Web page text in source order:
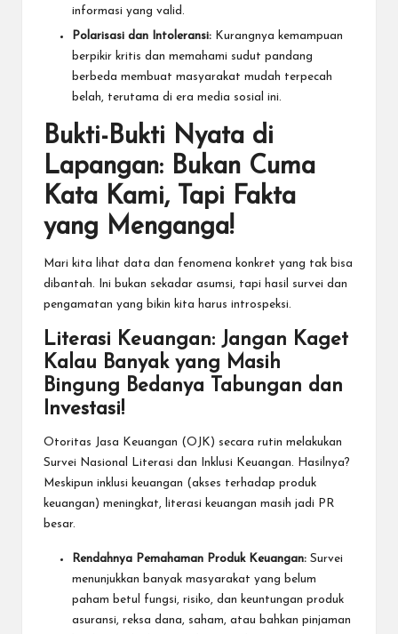
informasi yang valid.
Polarisasi dan Intoleransi: Kurangnya kemampuan
berpikir kritis dan memahami sudut pandang
berbeda membuat masyarakat mudah terpecah
belah, terutama di era media sosial ini.
Bukti-Bukti Nyata di
Lapangan: Bukan Cuma
Kata Kami, Tapi Fakta
yang Menganga!
Mari kita lihat data dan fenomena konkret yang tak bisa
dibantah. Ini bukan sekadar asumsi, tapi hasil survei dan
pengamatan yang bikin kita harus introspeksi.
Literasi Keuangan: Jangan Kaget
Kalau Banyak yang Masih
Bingung Bedanya Tabungan dan
Investasi!
Otoritas Jasa Keuangan (OJK) secara rutin melakukan
Survei Nasional Literasi dan Inklusi Keuangan. Hasilnya?
Meskipun inklusi keuangan (akses terhadap produk
keuangan) meningkat, literasi keuangan masih jadi PR
besar.
Rendahnya Pemahaman Produk Keuangan: Survei
menunjukkan banyak masyarakat yang belum
paham betul fungsi, risiko, dan keuntungan produk
asuransi, reksa dana, saham, atau bahkan pinjaman